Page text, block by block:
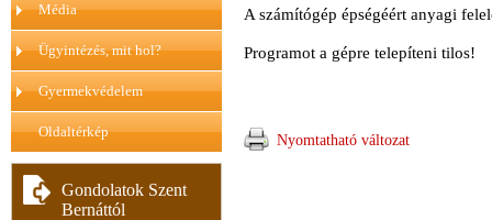
Média
Ügyintézés, mit hol?
Gyermekvédelem
Oldaltérkép
Gondolatok Szent
Bernáttól
A számítógép épségéért anyagi
Programot a gépre telepíteni tilos!
Nyomtatható változat